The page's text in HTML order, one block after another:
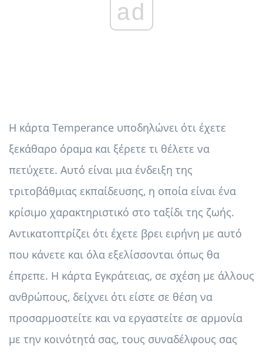
ad
Η κάρτα Temperance υποδηλώνει ότι έχετε
ξεκάθαρο όραμα και ξέρετε τι θέλετε να
πετύχετε. Αυτό είναι μια ένδειξη της
τριτοβάθμιας εκπαίδευσης, η οποία είναι ένα
κρίσιμο χαρακτηριστικό στο ταξίδι της ζωής.
Αντικατοπτρίζει ότι έχετε βρει ειρήνη με αυτό
που κάνετε και όλα εξελίσσονται όπως θα
έπρεπε. Η κάρτα Εγκράτειας, σε σχέση με άλλους
ανθρώπους, δείχνει ότι είστε σε θέση να
προσαρμοστείτε και να εργαστείτε σε αρμονία
με την κοινότητά σας, τους συναδέλφους σας